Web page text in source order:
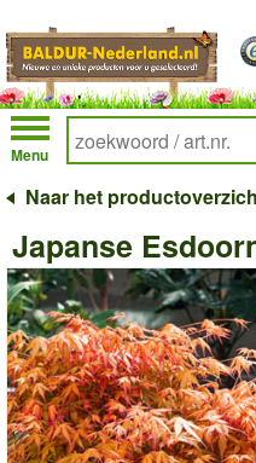
Menu
Naar het
Japanse